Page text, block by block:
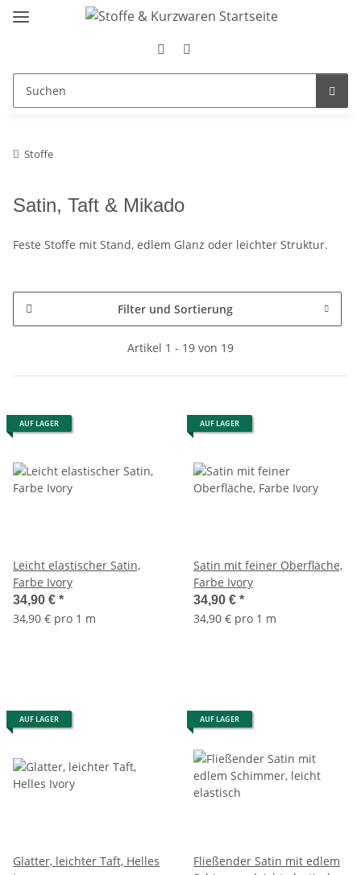
Stoffe
Satin, Taft & Mikado
Feste Stoffe mit Stand, edlem Glanz oder leichter Struktur.
Filter und Sortierung
Artikel 1 - 19 von 19
AUF LAGER
Leicht elastischer Satin,
Farbe Ivory
34,90 € *
34,90 € pro 1 m
AUF LAGER
Satin mit feiner Oberfläche,
Farbe Ivory
34,90 € *
34,90 € pro 1 m
AUF LAGER
Glatter, leichter Taft, Helles
AUF LAGER
Fließender Satin mit edlem